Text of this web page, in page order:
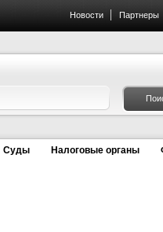
Новости Партнеры
Суды Налоговые органы